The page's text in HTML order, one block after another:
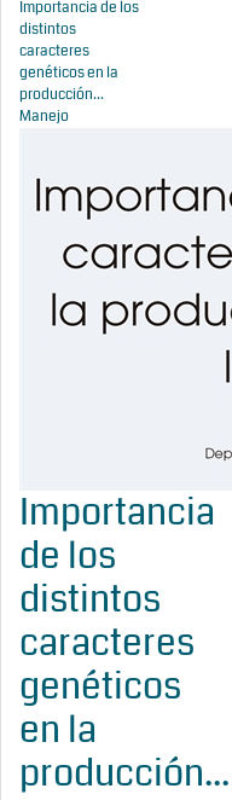
Importancia de los
distintos
caracteres
genéticos en la
producción...
Manejo
Importancia
de los
distintos
caracteres
genéticos
en la
producción...